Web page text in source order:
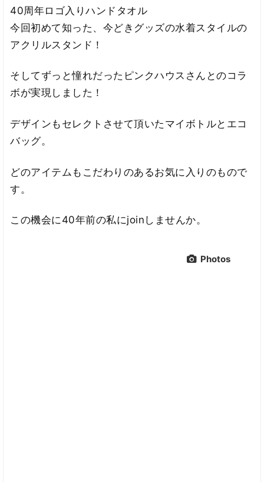
40周年ロゴ入りハンドタオル
今回初めて知った、今どきグッズの水着スタイルの
アクリルスタンド！
そしてずっと憧れだったピンクハウスさんとのコラ
ボが実現しました！
デザインもセレクトさせて頂いたマイボトルとエコ
バッグ。
どのアイテムもこだわりのあるお気に入りのもので
す。
この機会に40年前の私にjoinしませんか。
Photos